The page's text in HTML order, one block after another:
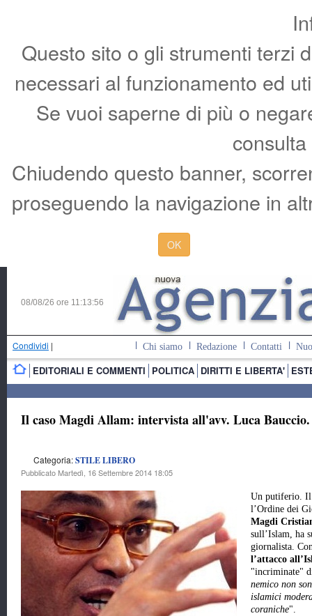
Questo sito o gli strumenti terzi
necessari al funzionamento ed
Se vuoi saperne di più o
Chiudendo questo banner,
proseguendo la navigazione in
OK
08/08/26 ore 11:13:57
Condividi | Chi siamo Redazione Contatti
EDITORIALI E COMMENTI POLITICA DIRITTI E LIBERTA'
Il caso Magdi Allam: intervista all'avv. Luca
Categoria:STILE LIBERO
Pubblicato Martedì, 16 Settembre 2014 18:05
Un putiferio. Il
l’Ordine dei
Magdi
sull’Islam, ha
giornalista.
l’attacco
"incriminate"
nemico non
islamici
coraniche".